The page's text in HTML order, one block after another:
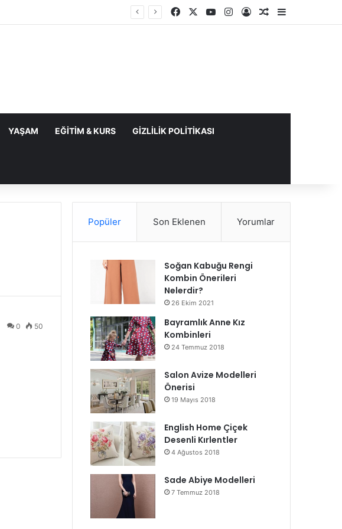
FacebookYouTubeInstagram
Kayıt OlRastgele Makale
Kenar
YAŞAM EĞITIM & KURS GIZLILIK POLITIKASI
0 50
Popüler Son Eklenen Yorumlar
Soğan Kabuğu Rengi
Kombin Önerileri
Nelerdir?
26 Ekim 2021
Bayramlık Anne Kız
Kombinleri
24 Temmuz 2018
Salon Avize Modelleri
Önerisi
19 Mayıs 2018
English Home Çiçek
Desenli Kırlentler
4 Ağustos 2018
Sade Abiye Modelleri
7 Temmuz 2018